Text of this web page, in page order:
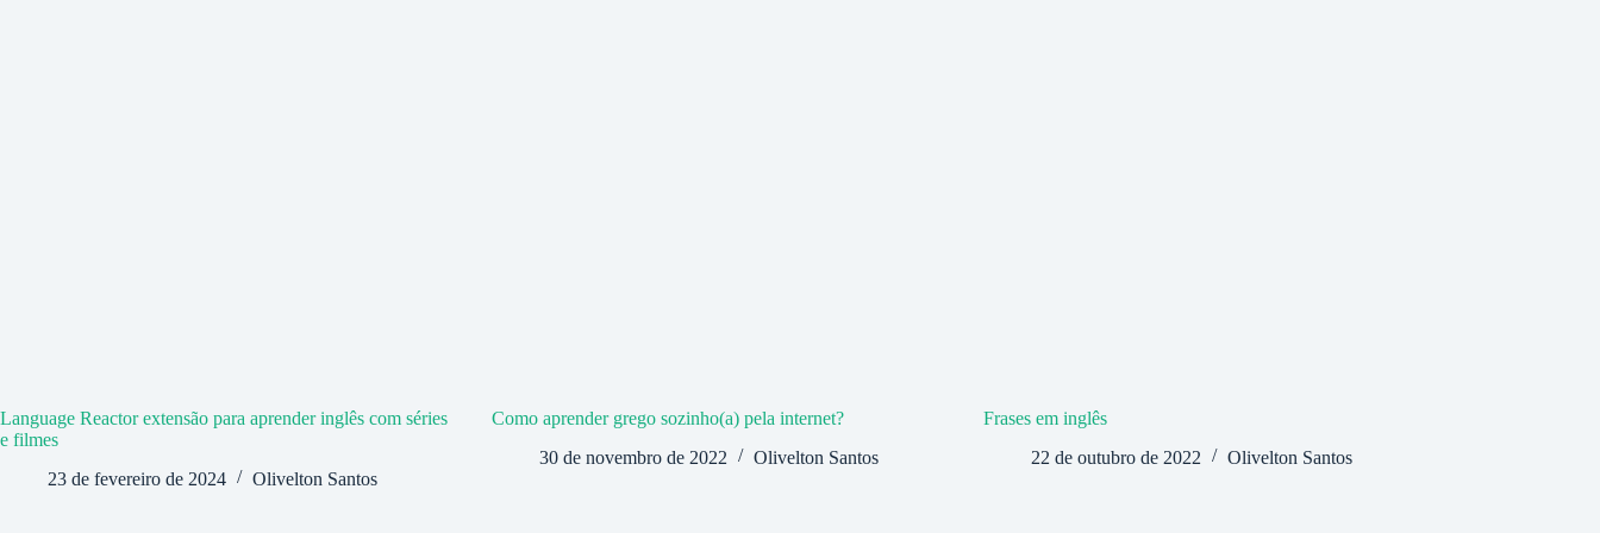
Language Reactor extensão para aprender inglês com séries
e filmes
23 de fevereiro de 2024
Olivelton Santos
Como aprender grego sozinho(a) pela internet?
30 de novembro de 2022
Olivelton Santos
Frases em inglês
22 de outubro de 2022
Olivelton Santos